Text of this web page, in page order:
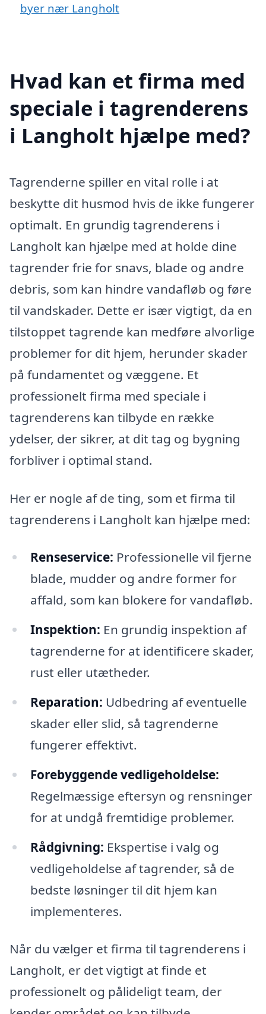
byer nær Langholt
Hvad kan et firma med
speciale i tagrenderens
i Langholt hjælpe med?
Tagrenderne spiller en vital rolle i at
beskytte dit husmod hvis de ikke fungerer
optimalt. En grundig tagrenderens i
Langholt kan hjælpe med at holde dine
tagrender frie for snavs, blade og andre
debris, som kan hindre vandafløb og føre
til vandskader. Dette er især vigtigt, da en
tilstoppet tagrende kan medføre alvorlige
problemer for dit hjem, herunder skader
på fundamentet og væggene. Et
professionelt firma med speciale i
tagrenderens kan tilbyde en række
ydelser, der sikrer, at dit tag og bygning
forbliver i optimal stand.
Her er nogle af de ting, som et firma til
tagrenderens i Langholt kan hjælpe med:
Renseservice: Professionelle vil fjerne
blade, mudder og andre former for
affald, som kan blokere for vandafløb.
Inspektion: En grundig inspektion af
tagrenderne for at identificere skader,
rust eller utætheder.
Reparation: Udbedring af eventuelle
skader eller slid, så tagrenderne
fungerer effektivt.
Forebyggende vedligeholdelse:
Regelmæssige eftersyn og rensninger
for at undgå fremtidige problemer.
Rådgivning: Ekspertise i valg og
vedligeholdelse af tagrender, så de
bedste løsninger til dit hjem kan
implementeres.
Når du vælger et firma til tagrenderens i
Langholt, er det vigtigt at finde et
professionelt og pålideligt team, der